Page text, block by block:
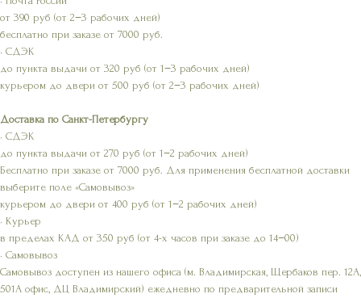
от 390 руб (от 2−3 рабочих дней)
бесплатно при заказе от 7000 руб.
• СДЭК
до пункта выдачи от 320 руб (от 1−3 рабочих дней)
курьером до двери от 500 руб (от 2−3 рабочих дней)
Доставка по Санкт-Петербургу
• СДЭК
до пункта выдачи от 270 руб (от 1−2 рабочих дней)
Бесплатно при заказе от 7000 руб. Для применения бесплатной доставки
выберите поле «Самовывоз»
курьером до двери от 400 руб (от 1−2 рабочих дней)
• Курьер
в пределах КАД от 350 руб (от 4-х часов при заказе до 14−00)
• Самовывоз
Самовывоз доступен из нашего офиса (м. Владимирская, Щербаков пер. 12А,
501А офис, ДЦ Владимирский) ежедневно по предварительной записи